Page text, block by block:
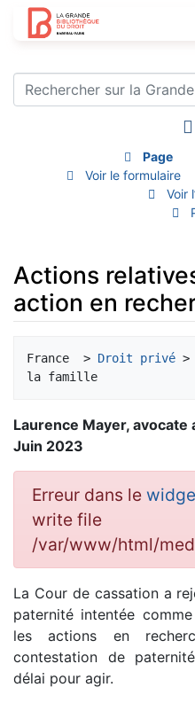
Page
Voir le formulaire
Voir
Actions
action en
France  > Droit privé
Laurence Mayer, avocate
Juin 2023
Erreur dans le
write file
/var/www/html/
La Cour de cassation a
paternité intentée
les actions en
contestation de
délai pour agir.